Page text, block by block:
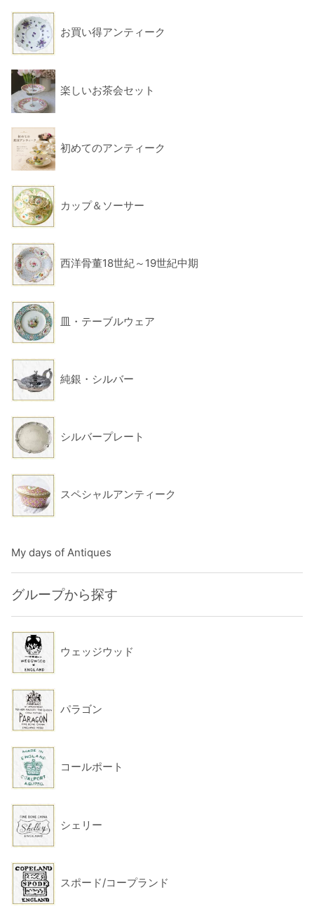
お買い得アンティーク
楽しいお茶会セット
初めてのアンティーク
カップ＆ソーサー
西洋骨董18世紀～19世紀中期
皿・テーブルウェア
純銀・シルバー
シルバープレート
スペシャルアンティーク
My days of Antiques
グループから探す
ウェッジウッド
パラゴン
コールポート
シェリー
スポード/コープランド